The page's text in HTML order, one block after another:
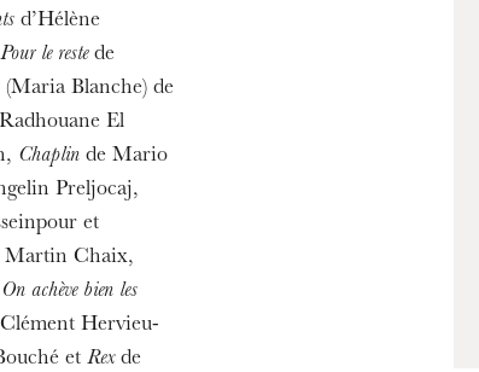
d’Hélène
Pour le restede
(Maria Blanche) de
El
Chaplinde Mario
Preljocaj,
et
Martin Chaix,
On achève bien les
Hervieu-
et Rexde